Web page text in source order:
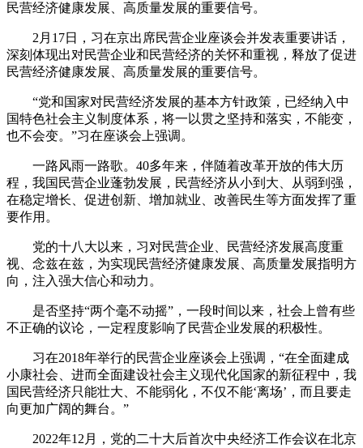
民营经济健康发展、高质量发展的重要信号。
2月17日，习在京出席民营企业座谈会并发表重要讲话，
深刻体现出对民营企业和民营经济的关怀和重视，释放了促进
民营经济健康发展、高质量发展的重要信号。
“党和国家对民营经济发展的基本方针政策，已经纳入中
国特色社会主义制度体系，将一以贯之坚持和落实，不能变，
也不会变。”习在座谈会上强调。
一路风雨一路歌。40多年来，伴随着改革开放的伟大历
程，我国民营企业蓬勃发展，民营经济从小到大、从弱到强，
在稳定增长、促进创新、增加就业、改善民生等方面发挥了重
要作用。
党的十八大以来，习对民营企业、民营经济发展高度重
视、念兹在兹，为实现民营经济健康发展、高质量发展指明方
向，注入强大信心和动力。
是否坚持“两个毫不动摇”，一段时间以来，社会上曾有些
不正确的议论，一定程度影响了民营企业发展的积极性。
习在2018年举行的民营企业座谈会上强调，“在全面建成
小康社会、进而全面建设社会主义现代化国家的新征程中，我
国民营经济只能壮大、不能弱化，不仅不能‘离场’，而且要走
向更加广阔的舞台。”
2022年12月，党的二十大后首次中央经济工作会议在北京